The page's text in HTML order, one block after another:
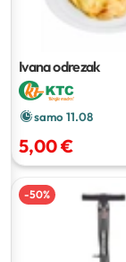
Ivana odrezak
samo 11.08
5,00 €
-50%